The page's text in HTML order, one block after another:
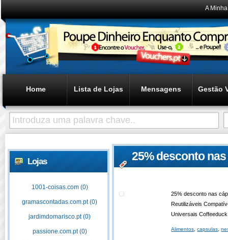
A
Home Lista de Lojas Mensagens Gestão
Lojas
1001-coisas.com (0)
gramascontadas.com.pt (0)
jardimdomarisco.pt (0)
passione.com.pt (0)
25% desconto
25% desconto nas
Reutilizáveis
Universais
Alimentos ,capsulas ,